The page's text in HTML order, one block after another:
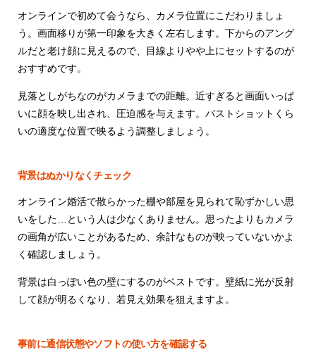
オンラインで初めて会うなら、カメラ位置にこだわりましょ
う。画面移りが第一印象を大きく左右します。下からのアング
ルだと老け顔に見えるので、目線よりやや上にセットするのが
おすすめです。
見落としがちなのがカメラまでの距離。近すぎると画面いっぱ
いに顔を映し出され、圧迫感を与えます。バストショットくら
いの適度な位置で映るよう調整しましょう。
背景はぬかりなくチェック
オンライン婚活で散らかった棚や部屋を見られて恥ずかしい思
いをした…という人は少なくありません。思ったよりもカメラ
の画角が広いことがあるため、余計なものが映っていないかよ
く確認しましょう。
背景は白っぽい色の壁にするのがベストです。壁紙に光が反射
して顔が明るくなり、若見え効果を狙えますよ。
事前に通信状態やソフトの使い方を確認する